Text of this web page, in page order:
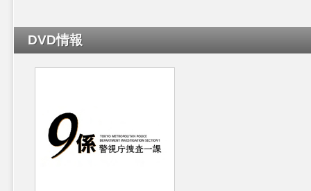
DVD情報